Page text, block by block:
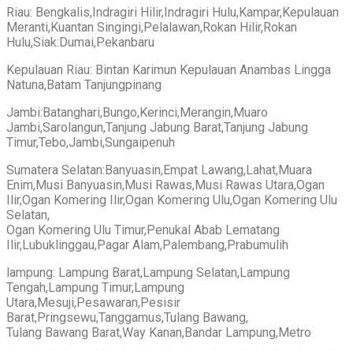
Riau: Bengkalis,Indragiri Hilir,Indragiri Hulu,Kampar,Kepulauan
Meranti,Kuantan Singingi,Pelalawan,Rokan Hilir,Rokan
Hulu,Siak:Dumai,Pekanbaru
Kepulauan Riau: Bintan Karimun Kepulauan Anambas Lingga
Natuna,Batam Tanjungpinang
Jambi:Batanghari,Bungo,Kerinci,Merangin,Muaro
Jambi,Sarolangun,Tanjung Jabung Barat,Tanjung Jabung
Timur,Tebo,Jambi,Sungaipenuh
Sumatera Selatan:Banyuasin,Empat Lawang,Lahat,Muara
Enim,Musi Banyuasin,Musi Rawas,Musi Rawas Utara,Ogan
Ilir,Ogan Komering Ilir,Ogan Komering Ulu,Ogan Komering Ulu
Selatan,
Ogan Komering Ulu Timur,Penukal Abab Lematang
Ilir,Lubuklinggau,Pagar Alam,Palembang,Prabumulih
lampung: Lampung Barat,Lampung Selatan,Lampung
Tengah,Lampung Timur,Lampung
Utara,Mesuji,Pesawaran,Pesisir
Barat,Pringsewu,Tanggamus,Tulang Bawang,
Tulang Bawang Barat,Way Kanan,Bandar Lampung,Metro